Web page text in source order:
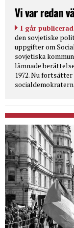
Vi var redan
I går
den sovjetiske
uppgifter om
sovjetiska
lämnade
1972. Nu